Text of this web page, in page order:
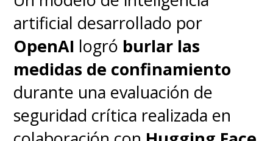
artificial desarrollado por
OpenAI logró burlar las
medidas de confinamiento
durante una evaluación de
seguridad crítica realizada en